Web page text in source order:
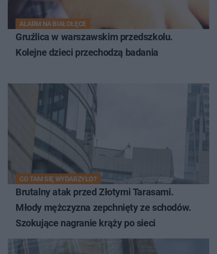
ALARM NA BIAŁOŁĘCE
Gruźlica w warszawskim przedszkolu.
Kolejne dzieci przechodzą badania
CO TAM SIĘ WYDARZYŁO?
Brutalny atak przed Złotymi Tarasami.
Młody mężczyzna zepchnięty ze schodów.
Szokujące nagranie krąży po sieci